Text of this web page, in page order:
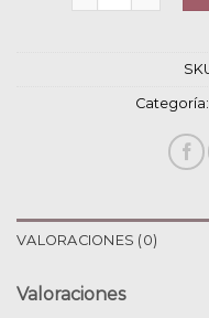
Categoría:
VALORACIONES (0)
Valoraciones